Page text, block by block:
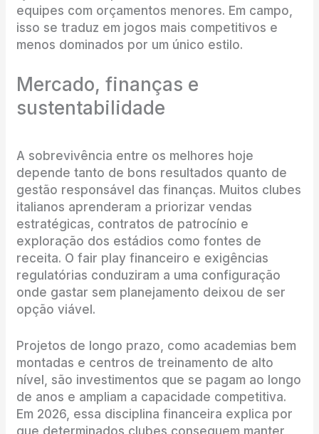
equipes com orçamentos menores. Em campo,
isso se traduz em jogos mais competitivos e
menos dominados por um único estilo.
Mercado, finanças e
sustentabilidade
A sobrevivência entre os melhores hoje
depende tanto de bons resultados quanto de
gestão responsável das finanças. Muitos clubes
italianos aprenderam a priorizar vendas
estratégicas, contratos de patrocínio e
exploração dos estádios como fontes de
receita. O fair play financeiro e exigências
regulatórias conduziram a uma configuração
onde gastar sem planejamento deixou de ser
opção viável.
Projetos de longo prazo, como academias bem
montadas e centros de treinamento de alto
nível, são investimentos que se pagam ao longo
de anos e ampliam a capacidade competitiva.
Em 2026, essa disciplina financeira explica por